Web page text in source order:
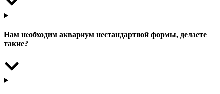
Нам необходим аквариум нестандартной формы, делаете
такие?